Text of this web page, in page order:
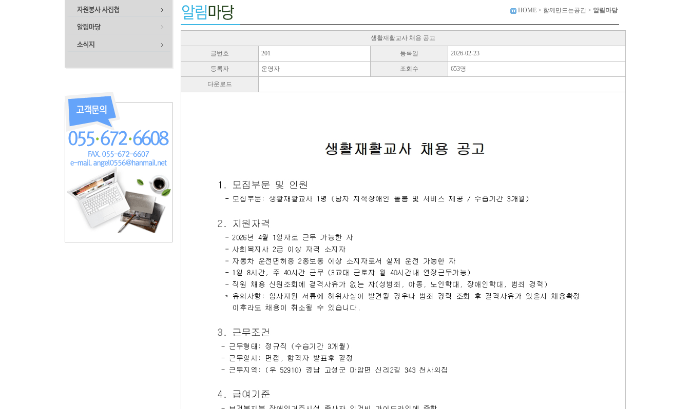
HOME> 함께만드는공간 > 알림마당
생활재활교사 채용 공고
글번호 201 등록일 2026-02-23
등록자 운영자 조회수 653명
다운로드